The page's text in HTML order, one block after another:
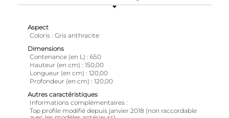
Aspect
Coloris Gris anthracite
Dimensions
Contenance (en L)
650
Hauteur (en cm)
150,00
Longueur (en cm)
120,00
Profondeur (en cm)
120,00
Autres caractéristiques
Informations complémentaires
Top profile modifié depuis janvier 2018 (non raccordable